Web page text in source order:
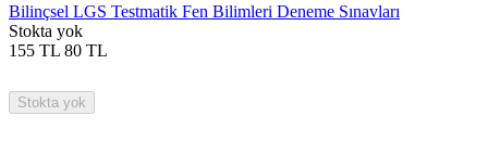
Bilinçsel LGS Testmatik Fen Bilimleri Deneme Sınavları
Stokta yok
155 TL 80 TL
Stokta yok